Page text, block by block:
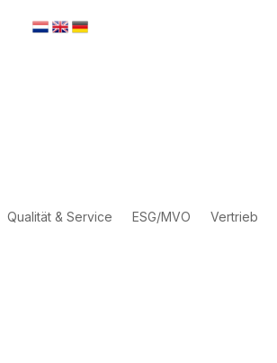
Qualität & Service ESG/MVO Vertrieb